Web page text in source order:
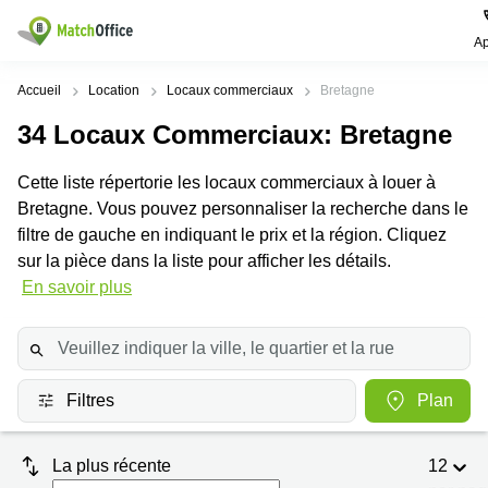
Rechercher / publier
Pages
produits
Bureau
Centre
d’affaires
Salles
de
réunion
Bureau
virtuel
Villes
Paris
Lille
Lyon
Marseille
Nantes
Toulouse
Nice
Recherches
Centres
d'affaires
Location
Lille
Coworking
Paris
Lyon
Coworking
Aide
Qui sommes-nous?
Publier un local
Connexion
Accueil Location Locaux commerciaux Bretagne
34 Locaux Commerciaux: Bretagne
Cette liste répertorie les locaux commerciaux à louer à
Bretagne. Vous pouvez personnaliser la recherche dans le
filtre de gauche en indiquant le prix et la région. Cliquez
sur la pièce dans la liste pour afficher les détails.
En savoir plus
Filtres Plan
La plus récente
12